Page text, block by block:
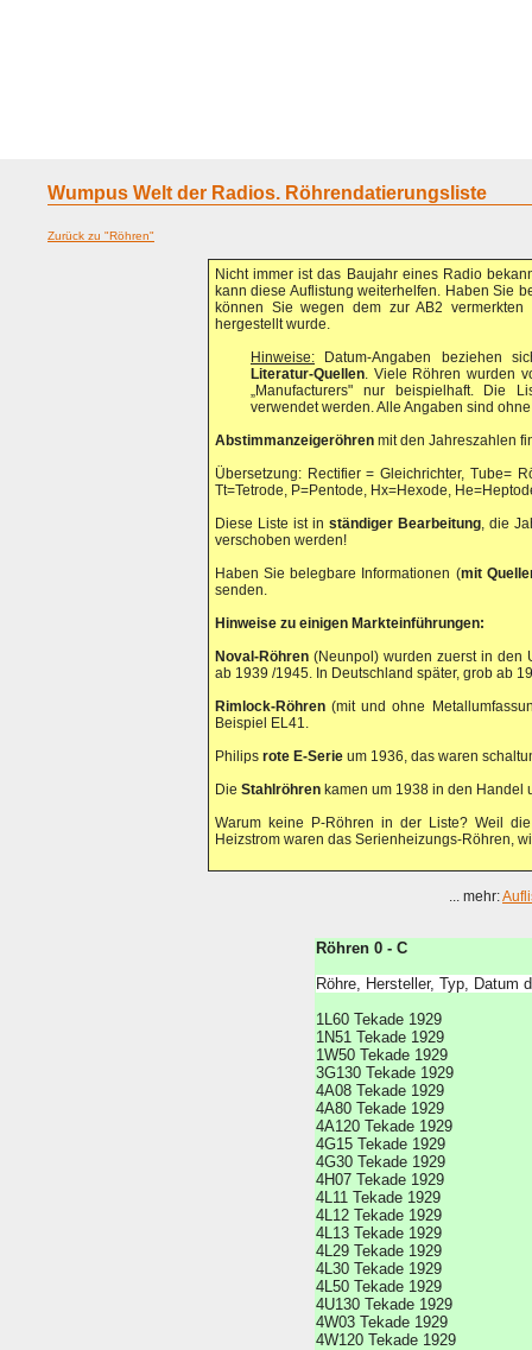
Wumpus Welt der Radios. Röhrendatierungsliste
Zurück zu "Röhren"
Nicht immer ist das Baujahr eines Radio
kann diese Auflistung weiterhelfen. Haben Sie
können Sie wegen dem zur AB2
hergestellt wurde.
Hinweise: Datum-Angaben beziehen
Literatur-Quellen. Viele Röhren wurden
„Manufacturers" nur beispielhaft. Die
verwendet werden. Alle Angaben sind
Abstimmanzeigeröhren mit den Jahreszahlen
Übersetzung: Rectifier = Gleichrichter, Tube=
Tt=Tetrode, P=Pentode, Hx=Hexode,
Diese Liste ist in ständiger Bearbeitung, die
verschoben werden!
Haben Sie belegbare Informationen (mit
senden.
Hinweise zu einigen Markteinführungen:
Noval-Röhren (Neunpol) wurden zuerst in den
ab 1939 /1945. In Deutschland später, grob ab
Rimlock-Röhren (mit und ohne
Beispiel EL41.
Philips rote E-Serie um 1936, das waren
Die Stahlröhren kamen um 1938 in den Handel
Warum keine P-Röhren in der Liste? Weil
Heizstrom waren das Serienheizungs-Röhren,
... mehr:
Röhren 0 - C
Röhre, Hersteller, Typ, Datum
1L60 Tekade 1929
1N51 Tekade 1929
1W50 Tekade 1929
3G130 Tekade 1929
4A08 Tekade 1929
4A80 Tekade 1929
4A120 Tekade 1929
4G15 Tekade 1929
4G30 Tekade 1929
4H07 Tekade 1929
4L11 Tekade 1929
4L12 Tekade 1929
4L13 Tekade 1929
4L29 Tekade 1929
4L30 Tekade 1929
4L50 Tekade 1929
4U130 Tekade 1929
4W03 Tekade 1929
4W120 Tekade 1929